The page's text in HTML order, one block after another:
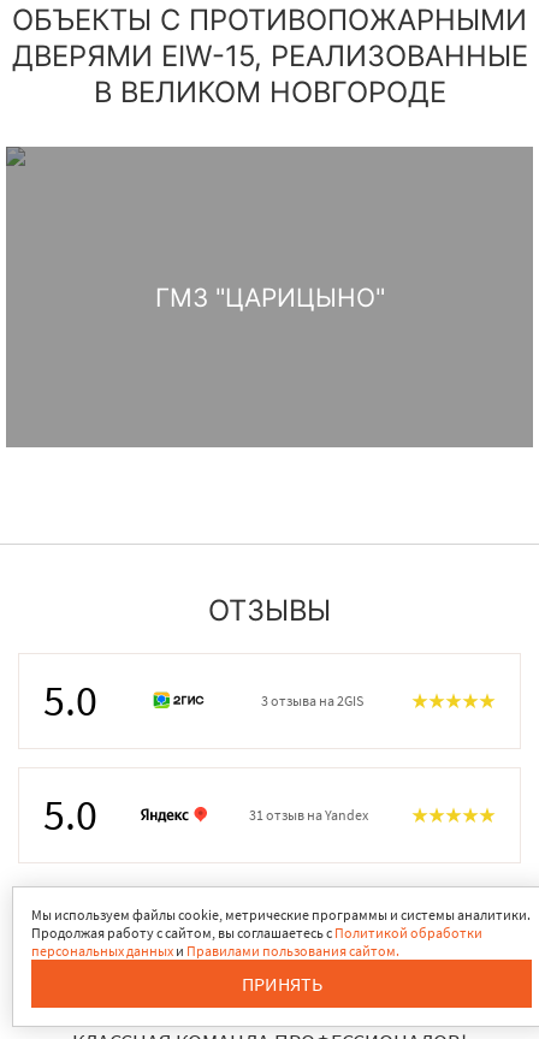
ОБЪЕКТЫ С ПРОТИВОПОЖАРНЫМИ
ДВЕРЯМИ EIW-15, РЕАЛИЗОВАННЫЕ
В ВЕЛИКОМ НОВГОРОДЕ
ГМЗ "ЦАРИЦЫНО"
ОТЗЫВЫ
5.0 3 отзыва на 2GIS
5.0 31 отзыв на Yandex
ПОСМОТРЕТЬ ВСЕ
Мы используем файлы cookie, метрические программы и системы аналитики.
Продолжая работу с сайтом, вы соглашаетесь с Политикой обработки
персональных данных и Правилами пользования сайтом.
ПРИНЯТЬ